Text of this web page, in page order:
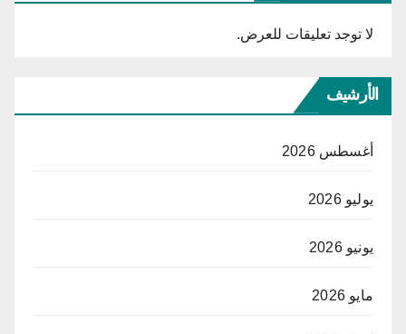
لا توجد تعليقات للعرض.
الأرشيف
أغسطس 2026
يوليو 2026
يونيو 2026
مايو 2026